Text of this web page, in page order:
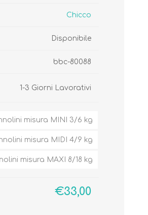
Chicco
Disponibile
‎bbc-80088
1-3 Giorni Lavorativi
misura MINI 3/6 kg
misura MIDI 4/9 kg
misura MAXI 8/18 kg
€33,00